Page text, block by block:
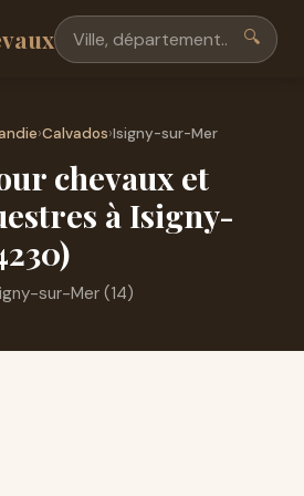
🔍
›Calvados›Isigny-sur-Mer
chevaux et
à Isigny-
sur-Mer (14)